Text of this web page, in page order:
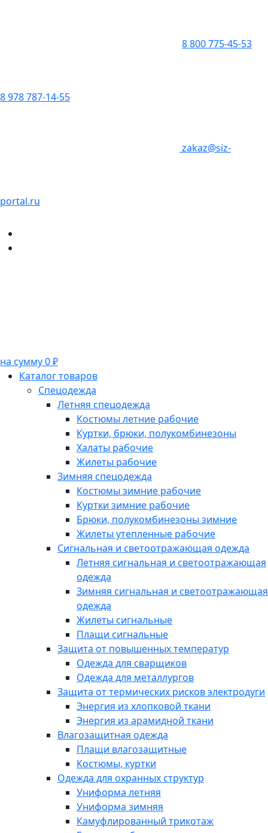
8 800 775-45-53
8 978 787-14-55
zakaz@siz-
portal.ru
на сумму 0 ₽
Каталог товаров
Спецодежда
Летняя спецодежда
Костюмы летние рабочие
Куртки, брюки, полукомбинезоны
Халаты рабочие
Жилеты рабочие
Зимняя спецодежда
Костюмы зимние рабочие
Куртки зимние рабочие
Брюки, полукомбинезоны зимние
Жилеты утепленные рабочие
Сигнальная и светоотражающая одежда
Летняя сигнальная и светоотражающая
одежда
Зимняя сигнальная и светоотражающая
одежда
Жилеты сигнальные
Плащи сигнальные
Защита от повышенных температур
Одежда для сварщиков
Одежда для металлургов
Защита от термических рисков электродуги
Энергия из хлопковой ткани
Энергия из арамидной ткани
Влагозащитная одежда
Плащи влагозащитные
Костюмы, куртки
Одежда для охранных структур
Униформа летняя
Униформа зимняя
Камуфлированный трикотаж